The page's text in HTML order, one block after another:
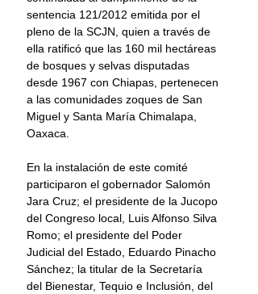
sentencia 121/2012 emitida por el
pleno de la SCJN, quien a través de
ella ratificó que las 160 mil hectáreas
de bosques y selvas disputadas
desde 1967 con Chiapas, pertenecen
a las comunidades zoques de San
Miguel y Santa María Chimalapa,
Oaxaca.
En la instalación de este comité
participaron el gobernador Salomón
Jara Cruz; el presidente de la Jucopo
del Congreso local, Luis Alfonso Silva
Romo; el presidente del Poder
Judicial del Estado, Eduardo Pinacho
Sánchez; la titular de la Secretaría
del Bienestar, Tequio e Inclusión, del